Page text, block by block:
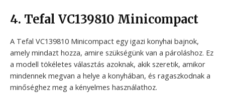
4. Tefal VC139810 Minicompact
A Tefal VC139810 Minicompact egy igazi konyhai bajnok,
amely mindazt hozza, amire szükségünk van a pároláshoz. Ez
a modell tökéletes választás azoknak, akik szeretik, amikor
mindennek megvan a helye a konyhában, és ragaszkodnak a
minőséghez meg a kényelmes használathoz.